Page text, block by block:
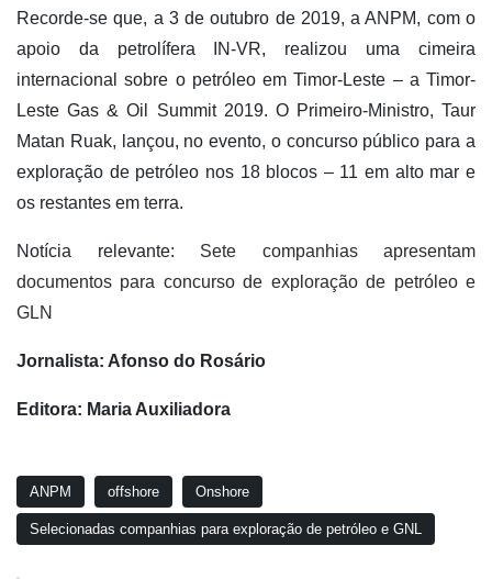
Recorde-se que, a 3 de outubro de 2019, a ANPM, com o
apoio da petrolífera IN-VR, realizou uma cimeira
internacional sobre o petróleo em Timor-Leste – a Timor-
Leste Gas & Oil Summit 2019. O Primeiro-Ministro, Taur
Matan Ruak, lançou, no evento, o concurso público para a
exploração de petróleo nos 18 blocos – 11 em alto mar e
os restantes em terra.
Notícia relevante: Sete companhias apresentam
documentos para concurso de exploração de petróleo e
GLN
Jornalista: Afonso do Rosário
Editora: Maria Auxiliadora
ANPM offshore Onshore
Selecionadas companhias para exploração de petróleo e GNL